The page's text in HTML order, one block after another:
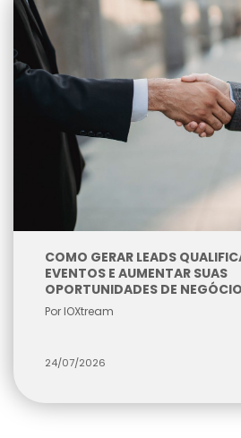
COMO GERAR LEADS
EVENTOS E AUMENTAR SUAS
OPORTUNIDADES DE NEGÓCIO
Por IOXtream
24/07/2026